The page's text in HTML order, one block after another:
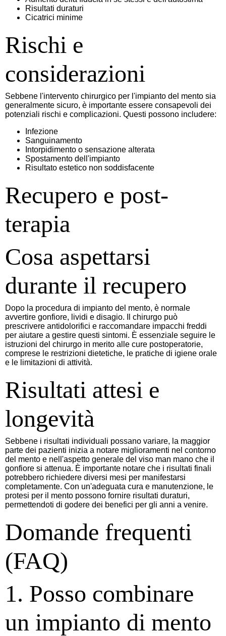
Risultati duraturi
Cicatrici minime
Rischi e
considerazioni
Sebbene l'intervento chirurgico per l'impianto del mento sia
generalmente sicuro, è importante essere consapevoli dei
potenziali rischi e complicazioni. Questi possono includere:
Infezione
Sanguinamento
Intorpidimento o sensazione alterata
Spostamento dell'impianto
Risultato estetico non soddisfacente
Recupero e post-
terapia
Cosa aspettarsi
durante il recupero
Dopo la procedura di impianto del mento, è normale
avvertire gonfiore, lividi e disagio. Il chirurgo può
prescrivere antidolorifici e raccomandare impacchi freddi
per aiutare a gestire questi sintomi. È essenziale seguire le
istruzioni del chirurgo in merito alle cure postoperatorie,
comprese le restrizioni dietetiche, le pratiche di igiene orale
e le limitazioni di attività.
Risultati attesi e
longevità
Sebbene i risultati individuali possano variare, la maggior
parte dei pazienti inizia a notare miglioramenti nel contorno
del mento e nell'aspetto generale del viso man mano che il
gonfiore si attenua. È importante notare che i risultati finali
potrebbero richiedere diversi mesi per manifestarsi
completamente. Con un'adeguata cura e manutenzione, le
protesi per il mento possono fornire risultati duraturi,
permettendoti di godere dei benefici per gli anni a venire.
Domande frequenti
(FAQ)
1. Posso combinare
un impianto di mento